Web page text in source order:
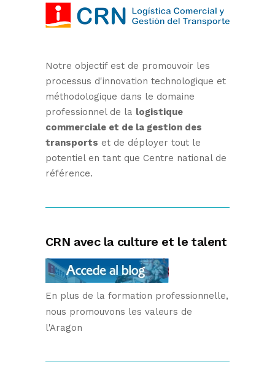
Notre objectif est de promouvoir les
processus d'innovation technologique et
méthodologique dans le domaine
professionnel de la logistique
commerciale et de la gestion des
transports et de déployer tout le
potentiel en tant que Centre national de
référence.
CRN avec la culture et le talent
En plus de la formation professionnelle,
nous promouvons les valeurs de
l'Aragon